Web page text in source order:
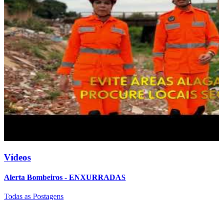
Vídeos
Alerta Bombeiros - ENXURRADAS
Todas as Postagens